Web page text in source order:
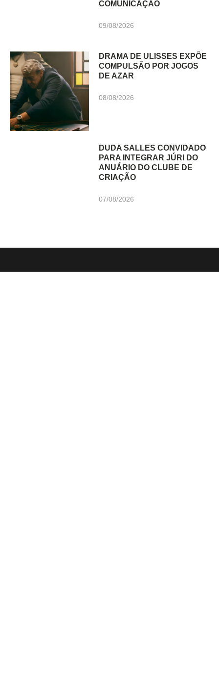
COMUNICAÇÃO
09/08/2026
DRAMA DE ULISSES EXPÕE
COMPULSÃO POR JOGOS
DE AZAR
08/08/2026
DUDA SALLES CONVIDADO
PARA INTEGRAR JÚRI DO
ANUÁRIO DO CLUBE DE
CRIAÇÃO
07/08/2026